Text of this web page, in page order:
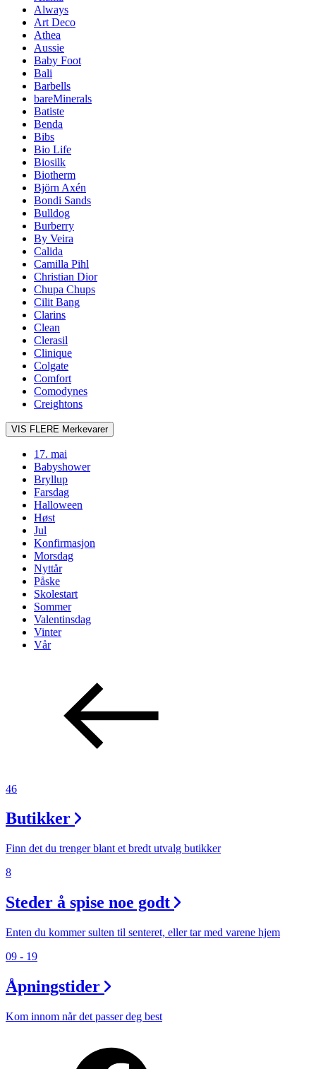
Always
Art Deco
Athea
Aussie
Baby Foot
Bali
Barbells
bareMinerals
Batiste
Benda
Bibs
Bio Life
Biosilk
Biotherm
Björn Axén
Bondi Sands
Bulldog
Burberry
By Veira
Calida
Camilla Pihl
Christian Dior
Chupa Chups
Cilit Bang
Clarins
Clean
Clerasil
Clinique
Colgate
Comfort
Comodynes
Creightons
VIS FLERE Merkevarer
17. mai
Babyshower
Bryllup
Farsdag
Halloween
Høst
Jul
Konfirmasjon
Morsdag
Nyttår
Påske
Skolestart
Sommer
Valentinsdag
Vinter
Vår
46
Butikker
Finn det du trenger blant et bredt utvalg butikker
8
Steder å spise noe godt
Enten du kommer sulten til senteret, eller tar med varene hjem
09 - 19
Åpningstider
Kom innom når det passer deg best